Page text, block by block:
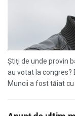
Ştiţi de unde provin
au votat la congres?
Muncii a fost tăiat cu